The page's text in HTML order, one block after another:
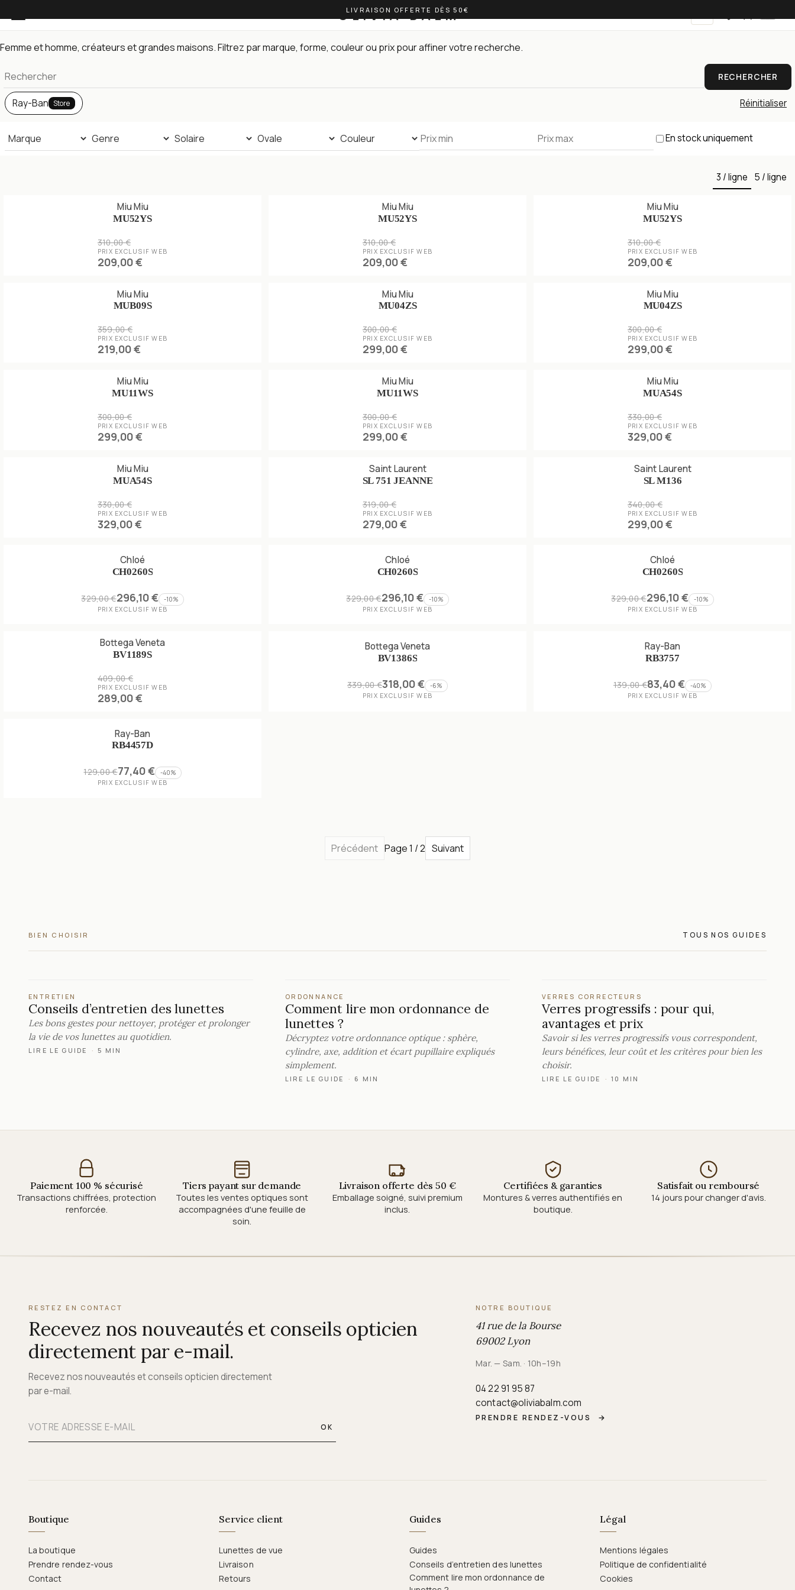
LIVRAISON OFFERTE DÈS 50€
OLIVIA BALM
Lunettes de soleil — toute la collection
Femme et homme, créateurs et grandes maisons. Filtrez par marque, forme, couleur ou prix pour affiner votre recherche.
RECHERCHER
Ray-Ban Store Réinitialiser
En stock uniquement
3 / ligne 5 / ligne
Miu Miu
MU52YS
310,00 €
PRIX EXCLUSIF WEB
209,00 €
Miu Miu
MU52YS
310,00 €
PRIX EXCLUSIF WEB
209,00 €
Miu Miu
MU52YS
310,00 €
PRIX EXCLUSIF WEB
209,00 €
Miu Miu
MUB09S
359,00 €
PRIX EXCLUSIF WEB
219,00 €
Miu Miu
MU04ZS
300,00 €
PRIX EXCLUSIF WEB
299,00 €
Miu Miu
MU04ZS
300,00 €
PRIX EXCLUSIF WEB
299,00 €
Miu Miu
MU11WS
300,00 €
PRIX EXCLUSIF WEB
299,00 €
Miu Miu
MU11WS
300,00 €
PRIX EXCLUSIF WEB
299,00 €
Miu Miu
MUA54S
330,00 €
PRIX EXCLUSIF WEB
329,00 €
Miu Miu
MUA54S
330,00 €
PRIX EXCLUSIF WEB
329,00 €
Saint Laurent
SL 751 JEANNE
319,00 €
PRIX EXCLUSIF WEB
279,00 €
Saint Laurent
SL M136
340,00 €
PRIX EXCLUSIF WEB
299,00 €
Chloé
CH0260S
329,00 €296,10 € -10%
PRIX EXCLUSIF WEB
Chloé
CH0260S
329,00 €296,10 € -10%
PRIX EXCLUSIF WEB
Chloé
CH0260S
329,00 €296,10 € -10%
PRIX EXCLUSIF WEB
Bottega Veneta
BV1189S
409,00 €
PRIX EXCLUSIF WEB
289,00 €
Bottega Veneta
BV1386S
339,00 €318,00 € -6%
PRIX EXCLUSIF WEB
Ray-Ban
RB3757
139,00 €83,40 € -40%
PRIX EXCLUSIF WEB
Ray-Ban
RB4457D
129,00 €77,40 € -40%
PRIX EXCLUSIF WEB
Précédent Page 1 / 2 Suivant
BIEN CHOISIR TOUS NOS GUIDES
ENTRETIEN
Conseils d’entretien des lunettes
Les bons gestes pour nettoyer, protéger et prolonger
la vie de vos lunettes au quotidien.
LIRE LE GUIDE · 5 MIN
ORDONNANCE
Comment lire mon ordonnance de
lunettes ?
Décryptez votre ordonnance optique : sphère,
cylindre, axe, addition et écart pupillaire expliqués
simplement.
LIRE LE GUIDE · 6 MIN
VERRES CORRECTEURS
Verres progressifs : pour qui,
avantages et prix
Savoir si les verres progressifs vous correspondent,
leurs bénéfices, leur coût et les critères pour bien les
choisir.
LIRE LE GUIDE · 10 MIN
Paiement 100 % sécurisé
Transactions chiffrées, protection
renforcée.
Tiers payant sur demande
Toutes les ventes optiques sont
accompagnées d'une feuille de
soin.
Livraison offerte dès 50 €
Emballage soigné, suivi premium
inclus.
Certifiées & garanties
Montures & verres authentifiés en
boutique.
Satisfait ou remboursé
14 jours pour changer d'avis.
RESTEZ EN CONTACT
Recevez nos nouveautés et conseils opticien
directement par e-mail.
Recevez nos nouveautés et conseils opticien directement
par e-mail.
OK
NOTRE BOUTIQUE
41 rue de la Bourse
69002 Lyon
Mar. — Sam. · 10h–19h
04 22 91 95 87
contact@oliviabalm.com
PRENDRE RENDEZ-VOUS →
Boutique
La boutique
Prendre rendez-vous
Contact
Service client
Lunettes de vue
Livraison
Retours
Guides
Guides
Conseils d’entretien des lunettes
Comment lire mon ordonnance de
Légal
Mentions légales
Politique de confidentialité
Cookies